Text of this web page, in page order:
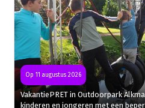
Op 11 augustus 2026
VakantiePRET in Outdoorpark
kinderen en jongeren met een